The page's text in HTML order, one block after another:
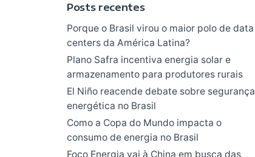
Posts recentes
Porque o Brasil virou o maior polo de data
centers da América Latina?
Plano Safra incentiva energia solar e
armazenamento para produtores rurais
El Niño reacende debate sobre segurança
energética no Brasil
Como a Copa do Mundo impacta o
consumo de energia no Brasil
Foco Energia vai à China em busca das